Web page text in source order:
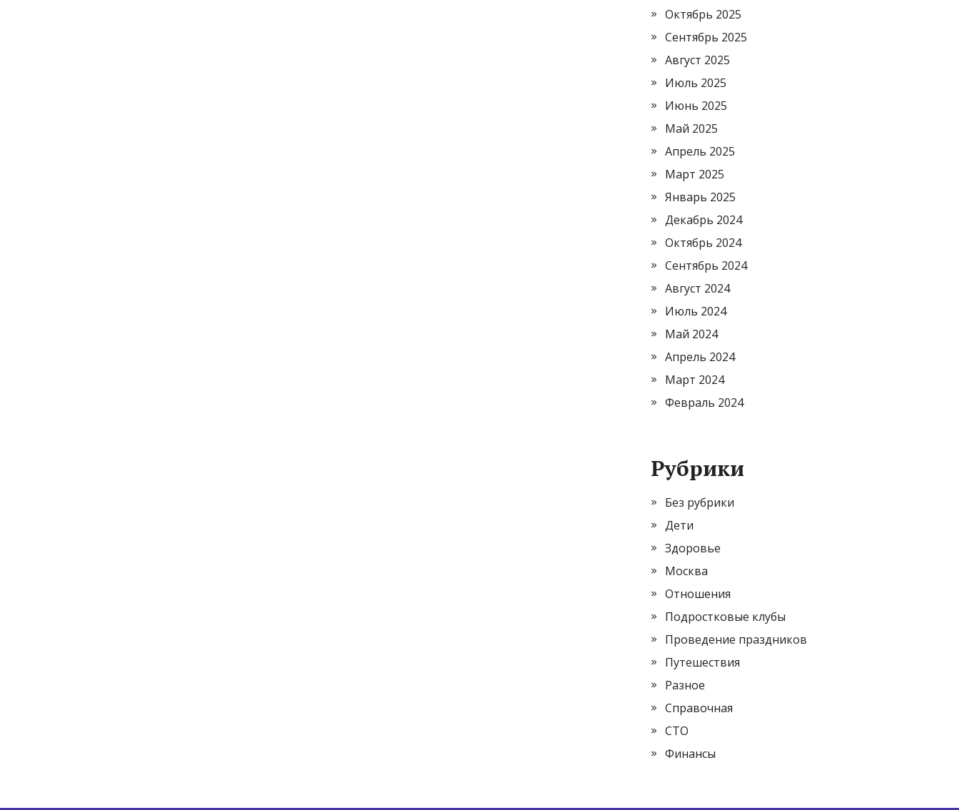
Октябрь 2025
Сентябрь 2025
Август 2025
Июль 2025
Июнь 2025
Май 2025
Апрель 2025
Март 2025
Январь 2025
Декабрь 2024
Октябрь 2024
Сентябрь 2024
Август 2024
Июль 2024
Май 2024
Апрель 2024
Март 2024
Февраль 2024
Рубрики
Без рубрики
Дети
Здоровье
Москва
Отношения
Подростковые клубы
Проведение праздников
Путешествия
Разное
Справочная
СТО
Финансы